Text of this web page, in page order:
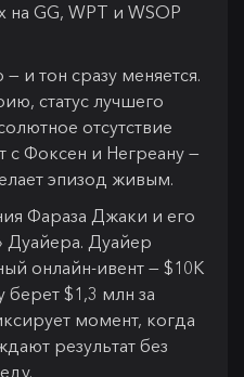
на GG, WPT и WSOP
и тон сразу меняется.
статус лучшего
отсутствие
с Фоксен и Негреану —
эпизод живым.
Фараза Джаки и его
Дуайера. Дуайер
онлайн-ивент — $10K
берет $1,3 млн за
момент, когда
результат без